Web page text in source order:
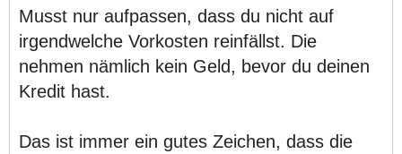
Musst nur aufpassen, dass du nicht auf
irgendwelche Vorkosten reinfällst. Die
nehmen nämlich kein Geld, bevor du deinen
Kredit hast.
Das ist immer ein gutes Zeichen, dass die